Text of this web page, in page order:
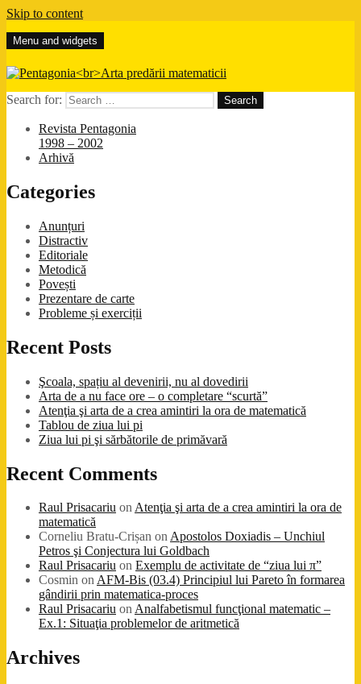
Skip to content
Pentagonia
Arta predării matematicii
Menu and widgets
Search for:
Revista Pentagonia
1998 – 2002
Arhivă
Categories
Anunțuri
Distractiv
Editoriale
Metodică
Povești
Prezentare de carte
Probleme și exerciții
Recent Posts
Şcoala, spațiu al devenirii, nu al dovedirii
Arta de a nu face ore – o completare “scurtă”
Atenţia şi arta de a crea amintiri la ora de matematică
Tablou de ziua lui pi
Ziua lui pi şi sărbătorile de primăvară
Recent Comments
Raul Prisacariu onAtenţia şi arta de a crea amintiri la ora de
matematică
Corneliu Bratu-Crișan onApostolos Doxiadis – Unchiul
Petros şi Conjectura lui Goldbach
Raul Prisacariu on Exemplu de activitate de “ziua lui π”
Cosmin onAFM-Bis (03.4) Principiul lui Pareto în formarea
gândirii prin matematica-proces
Raul Prisacariu onAnalfabetismul funcţional matematic –
Ex.1: Situaţia problemelor de aritmetică
Archives